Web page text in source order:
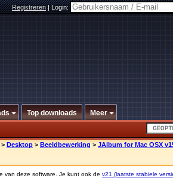
Registreren|Login:
Top downloads Meer
> Desktop > Beeldbewerking > JAlbum for Mac OSX
van deze software. Je kunt ook de v21 (laatste stabiele